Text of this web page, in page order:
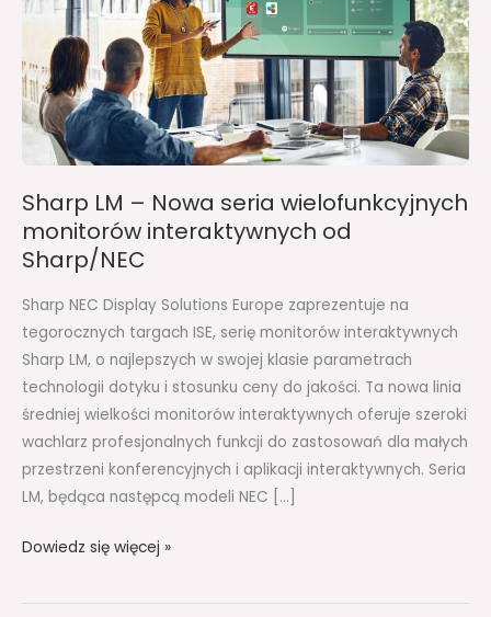
Sharp LM – Nowa seria wielofunkcyjnych
monitorów interaktywnych od
Sharp/NEC
Sharp NEC Display Solutions Europe zaprezentuje na
tegorocznych targach ISE, serię monitorów interaktywnych
Sharp LM, o najlepszych w swojej klasie parametrach
technologii dotyku i stosunku ceny do jakości. Ta nowa linia
średniej wielkości monitorów interaktywnych oferuje szeroki
wachlarz profesjonalnych funkcji do zastosowań dla małych
przestrzeni konferencyjnych i aplikacji interaktywnych. Seria
LM, będąca następcą modeli NEC […]
wielofunkcyjnych
monitorów
interaktywnych
od
Sharp/NEC
Dowiedz się więcej »